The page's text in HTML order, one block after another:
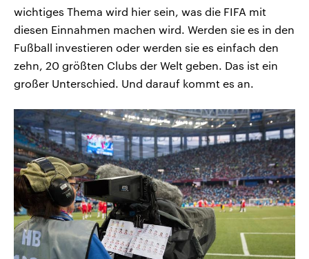
wichtiges Thema wird hier sein, was die FIFA mit
diesen Einnahmen machen wird. Werden sie es in den
Fußball investieren oder werden sie es einfach den
zehn, 20 größten Clubs der Welt geben. Das ist ein
großer Unterschied. Und darauf kommt es an.